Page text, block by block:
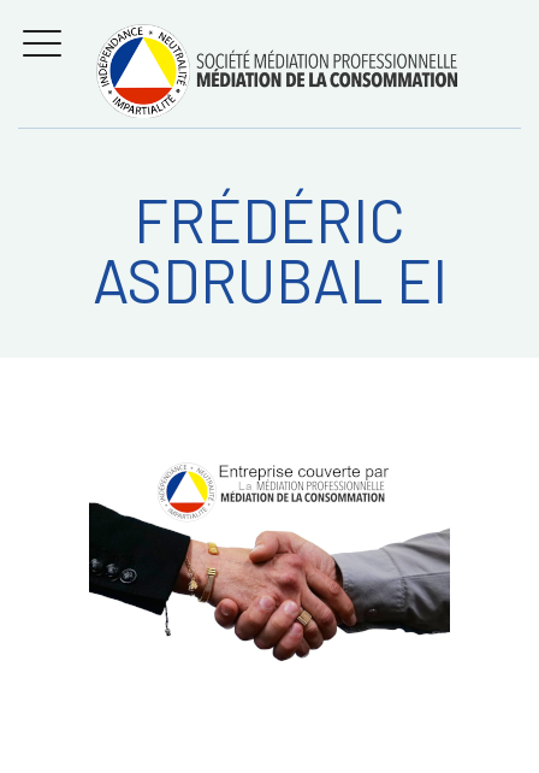
Régler les litiges
entre
consommateurs et
professionnels avec
la médiation de la
consommation
MENU
RechercheFRÉDÉRIC
ASDRUBAL EI